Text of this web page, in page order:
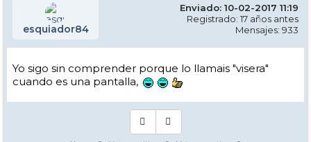
esquiador84
Enviado: 10-02-2017 11:19
Registrado: 17 años antes
Mensajes: 933
Yo sigo sin comprender porque lo llamais "visera"
cuando es una pantalla,